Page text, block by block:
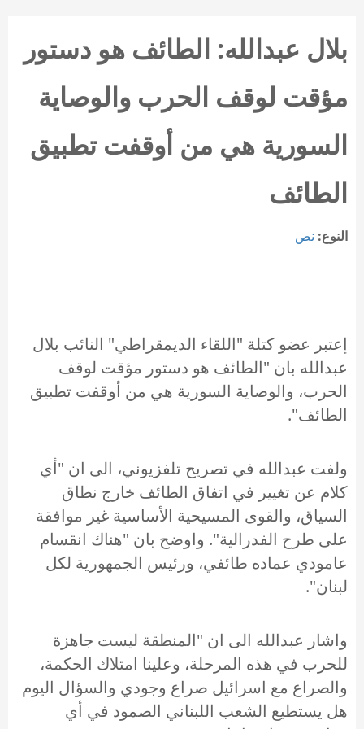
بلال عبدالله: الطائف هو دستور
مؤقت لوقف الحرب والوصاية
السورية هي من أوقفت تطبيق
الطائف
النوع: نص
إعتبر عضو كتلة "اللقاء الديمقراطي" النائب بلال
عبدالله بان "الطائف هو دستور مؤقت لوقف
الحرب، والوصاية السورية هي من أوقفت تطبيق
الطائف".
ولفت عبدالله في تصريح تلفزيوني، الى ان "أي
كلام عن تغيير في اتفاق الطائف خارج نطاق
السياق، والقوى المسيحية الأساسية غير موافقة
على طرح الفدرالية". واوضح بان "هناك انقسام
عامودي عماده طائفي، ورئيس الجمهورية لكل
لبنان".
واشار عبدالله الى ان "المنطقة ليست جاهزة
للحرب في هذه المرحلة، وعلينا امتلاك الحكمة،
والصراع مع اسرائيل صراع وجودي والسؤال اليوم
هل يستطيع الشعب اللبناني الصمود في أي